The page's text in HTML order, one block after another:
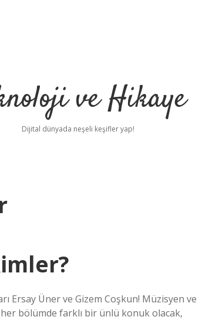
ve Hikaye
Dijital dünyada neşeli keşifler yap!
Ersay Üner ve Gizem Coşkun! Müzisyen ve
bölümde farklı bir ünlü konuk olacak,